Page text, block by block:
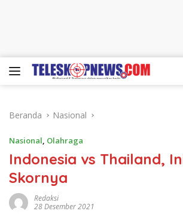
Langsung
Beranda Nasional
Nasional, Olahraga
Indonesia vs Thailand,
Skornya
Redaksi
28 Desember 2021